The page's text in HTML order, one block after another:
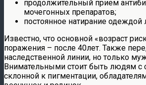
продолжительный прием
мочегонных препаратов;
постоянное натирание одеждой
Известно, что основной «возраст
поражения – после 40лет. Также
наследственной линии, но только
Внимательными стоит быть людям с
склонной к пигментации,